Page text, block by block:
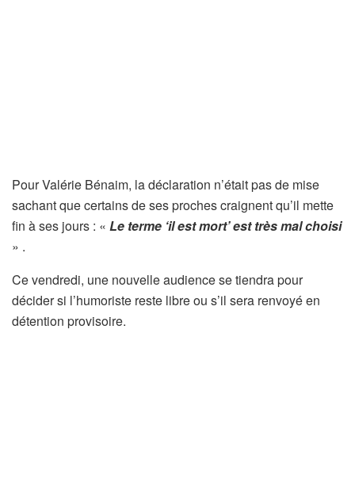
Pour Valérie Bénaim, la déclaration n’était pas de mise
sachant que certains de ses proches craignent qu’il mette
fin à ses jours : « Le terme ‘il est mort’ est très mal choisi
» .
Ce vendredi, une nouvelle audience se tiendra pour
décider si l’humoriste reste libre ou s’il sera renvoyé en
détention provisoire.